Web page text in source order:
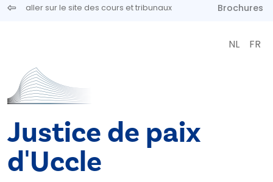
aller sur le site des cours et tribunaux Brochures
NL FR
Justice de paix
d'Uccle